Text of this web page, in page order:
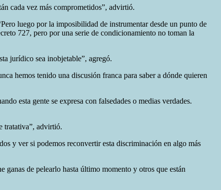
cada vez más comprometidos”, advirtió.
luego por la imposibilidad de instrumentar desde un punto de
727, pero por una serie de condicionamiento no toman la
jurídico sea inobjetable”, agregó.
hemos tenido una discusión franca para saber a dónde quieren
esta gente se expresa con falsedades o medias verdades.
tratativa”, advirtió.
y ver si podemos reconvertir esta discriminación en algo más
ganas de pelearlo hasta último momento y otros que están